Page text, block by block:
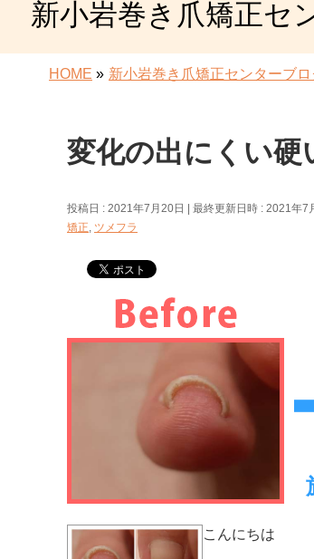
新小岩巻き爪矯正セ
HOME » 新小岩巻き爪矯正センターブロ
変化の出にくい硬
投稿日 : 2021年7月20日 最終更新日時 : 2021年7
矯正, ツメフラ
こんにちは